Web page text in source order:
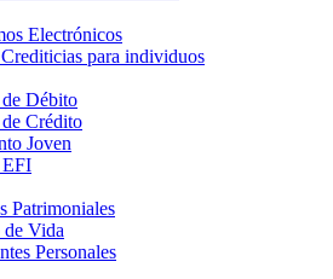
Electrónicos
para individuos
Débito
Crédito
Joven
Patrimoniales
de Vida
Personales